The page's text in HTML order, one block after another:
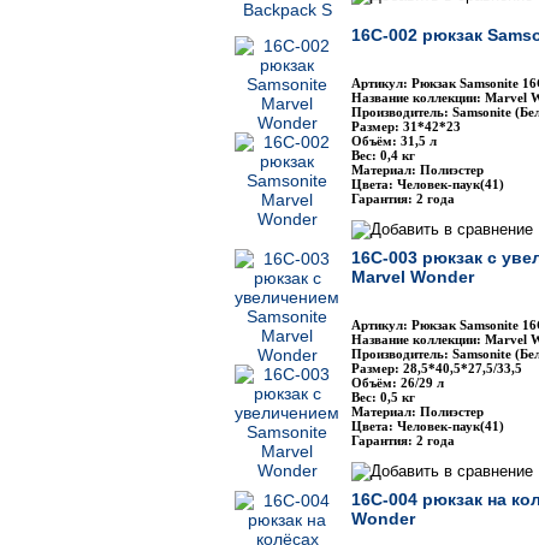
16C-002 рюкзак
Артикул: Рюкзак Samsonite
Название коллекции: Marvel
Производитель: Samsonite
Размер: 31*42*23
Объём: 31,5 л
Вес: 0,4 кг
Материал: Полиэстер
Цвета: Человек-паук(41)
Гарантия: 2 года
16C-003 рюкзак с
Marvel Wonder
Артикул: Рюкзак Samsonite
Название коллекции: Marvel
Производитель: Samsonite
Размер: 28,5*40,5*27,5/33,5
Объём: 26/29 л
Вес: 0,5 кг
Материал: Полиэстер
Цвета: Человек-паук(41)
Гарантия: 2 года
16C-004 рюкзак на
Wonder